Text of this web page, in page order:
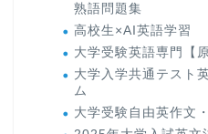
熟語問題集
高校生×AI英語学習
大学受験英語専門【
大学入学共通テスト
ム
大学受験自由英作文